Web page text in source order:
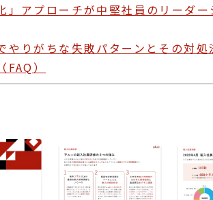
」アプローチが中堅社員のリーダー
やりがちな失敗パターンとその対処
）